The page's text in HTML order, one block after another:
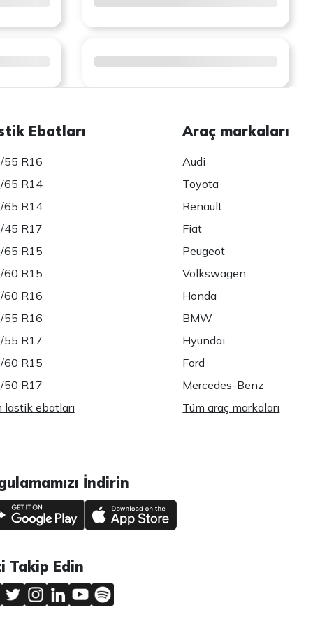
Ebatları
55 R16
65 R14
65 R14
45 R17
65 R15
60 R15
60 R16
55 R16
55 R17
60 R15
50 R17
lastik ebatları
Araç markaları
Audi
Toyota
Renault
Fiat
Peugeot
Volkswagen
Honda
BMW
Hyundai
Ford
Mercedes-Benz
Tüm araç markaları
İndirin
Takip Edin